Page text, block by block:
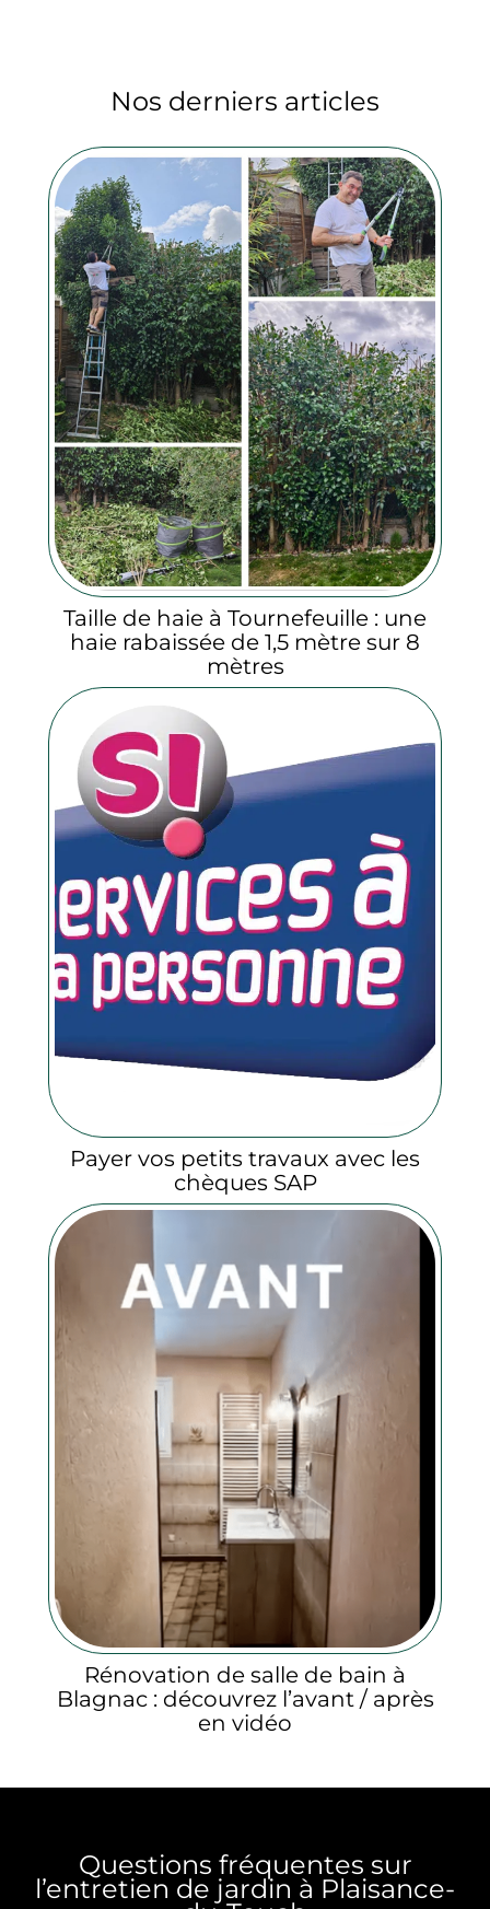
Nos derniers articles
Taille de haie à Tournefeuille : une
haie rabaissée de 1,5 mètre sur 8
mètres
Payer vos petits travaux avec les
chèques SAP
Rénovation de salle de bain à
Blagnac : découvrez l’avant / après
en vidéo
Questions fréquentes sur
l’entretien de jardin à Plaisance-